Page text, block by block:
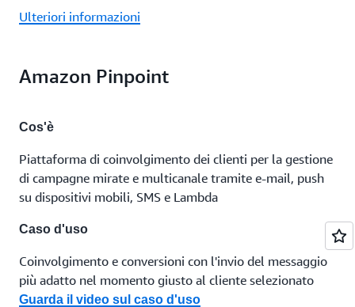
Ulteriori informazioni
Amazon Pinpoint
Cos'è
Piattaforma di coinvolgimento dei clienti per la gestione
di campagne mirate e multicanale tramite e-mail, push
su dispositivi mobili, SMS e Lambda
Caso d'uso
Coinvolgimento e conversioni con l'invio del messaggio
più adatto nel momento giusto al cliente selezionato
Guarda il video sul caso d'uso